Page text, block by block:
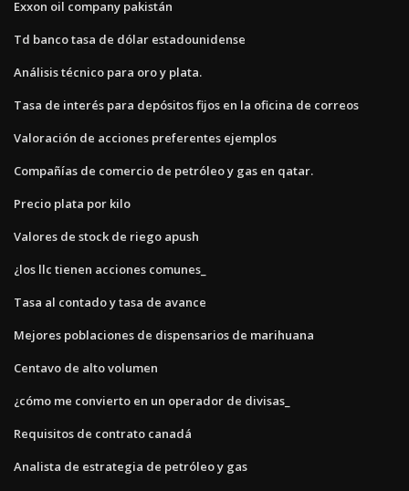
Exxon oil company pakistán
Td banco tasa de dólar estadounidense
Análisis técnico para oro y plata.
Tasa de interés para depósitos fijos en la oficina de correos
Valoración de acciones preferentes ejemplos
Compañías de comercio de petróleo y gas en qatar.
Precio plata por kilo
Valores de stock de riego apush
¿los llc tienen acciones comunes_
Tasa al contado y tasa de avance
Mejores poblaciones de dispensarios de marihuana
Centavo de alto volumen
¿cómo me convierto en un operador de divisas_
Requisitos de contrato canadá
Analista de estrategia de petróleo y gas